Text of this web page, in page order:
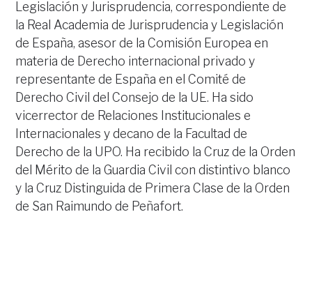
Legislación y Jurisprudencia, correspondiente de
la Real Academia de Jurisprudencia y Legislación
de España, asesor de la Comisión Europea en
materia de Derecho internacional privado y
representante de España en el Comité de
Derecho Civil del Consejo de la UE. Ha sido
vicerrector de Relaciones Institucionales e
Internacionales y decano de la Facultad de
Derecho de la UPO. Ha recibido la Cruz de la Orden
del Mérito de la Guardia Civil con distintivo blanco
y la Cruz Distinguida de Primera Clase de la Orden
de San Raimundo de Peñafort.